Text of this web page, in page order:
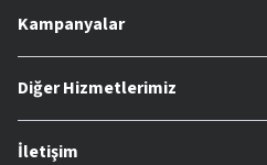
Kampanyalar
Diğer Hizmetlerimiz
İletişim